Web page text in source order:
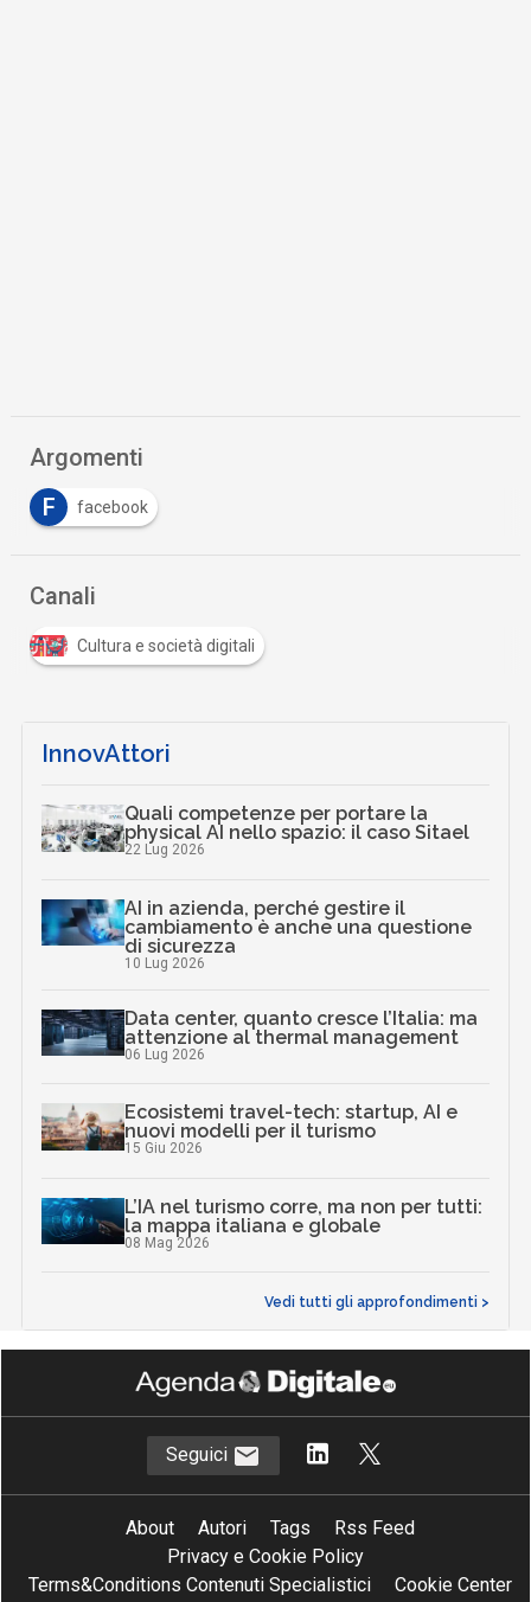
Argomenti
F
facebook
Canali
Cultura e società digitali
InnovAttori
Quali competenze per portare la
physical AI nello spazio: il caso Sitael
22 Lug 2026
AI in azienda, perché gestire il
cambiamento è anche una questione
di sicurezza
10 Lug 2026
Data center, quanto cresce l’Italia: ma
attenzione al thermal management
06 Lug 2026
Ecosistemi travel-tech: startup, AI e
nuovi modelli per il turismo
15 Giu 2026
L’IA nel turismo corre, ma non per tutti:
la mappa italiana e globale
08 Mag 2026
Vedi tutti gli approfondimenti >
Seguici
About Autori Tags
Rss Feed
Privacy e Cookie Policy
Terms&Conditions Contenuti Specialistici
Cookie Center